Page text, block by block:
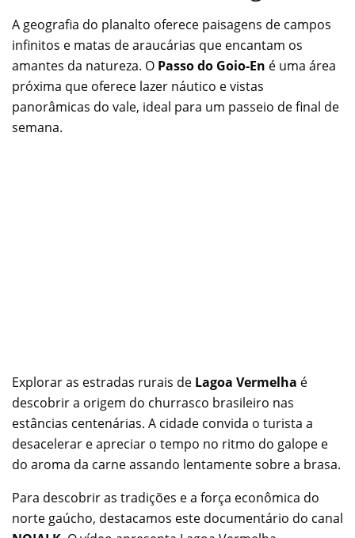
A geografia do planalto oferece paisagens de campos
infinitos e matas de araucárias que encantam os
amantes da natureza. O Passo do Goio-En é uma área
próxima que oferece lazer náutico e vistas
panorâmicas do vale, ideal para um passeio de final de
semana.
Explorar as estradas rurais de Lagoa Vermelha é
descobrir a origem do churrasco brasileiro nas
estâncias centenárias. A cidade convida o turista a
desacelerar e apreciar o tempo no ritmo do galope e
do aroma da carne assando lentamente sobre a brasa.
Para descobrir as tradições e a força econômica do
norte gaúcho, destacamos este documentário do canal